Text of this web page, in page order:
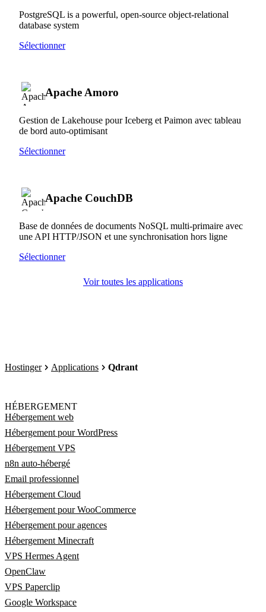
PostgreSQL is a powerful, open-source object-relational
database system
Sélectionner
Apache Amoro
Gestion de Lakehouse pour Iceberg et Paimon avec tableau
de bord auto-optimisant
Sélectionner
Apache CouchDB
Base de données de documents NoSQL multi-primaire avec
une API HTTP/JSON et une synchronisation hors ligne
Sélectionner
Voir toutes les applications
Hostinger Applications Qdrant
HÉBERGEMENT
Hébergement web
Hébergement pour WordPress
Hébergement VPS
n8n auto-hébergé
Email professionnel
Hébergement Cloud
Hébergement pour WooCommerce
Hébergement pour agences
Hébergement Minecraft
VPS Hermes Agent
OpenClaw
VPS Paperclip
Google Workspace